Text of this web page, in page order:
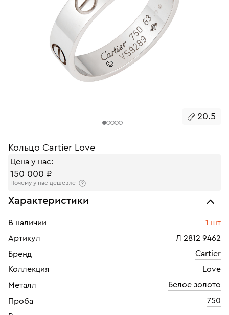
20.5
Кольцо Cartier Love
Цена у нас:
150 000 ₽
Почему у нас дешевле
Характеристики
В наличии
1 шт
Артикул
Л 2812 9462
Бренд
Cartier
Коллекция
Love
Металл
Белое золото
Проба
750